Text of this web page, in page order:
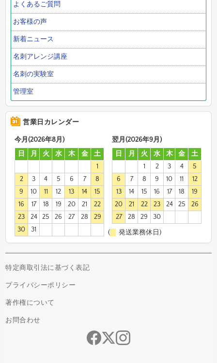
よくあるご質問
お客様の声
新着ニュース
名刺アレンジ講座
名刺の実験室
管理室
営業日カレンダー
今月(2026年8月)
日
月 火 水 木 金
土
1
2
3 4 5 6 7
8
9
10 11 12 13 14
15
16
17 18 19 20 21
22
23
24 25 26 27 28
29
30
31
翌月(2026年9月)
日
月 火 水 木 金
土
1
2 3 4
5
6
7 8 9 10 11
12
13
14 15 16 17 18
19
20
21 22 23 24 25
26
27
28 29 30
( 発送業務休日)
特定商取引法に基づく表記
プライバシーポリシー
著作権について
お問合わせ